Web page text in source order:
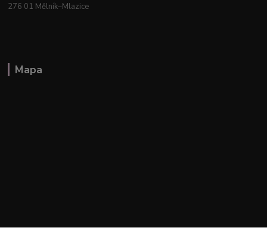
276 01 Mělník–Mlazice
Mapa